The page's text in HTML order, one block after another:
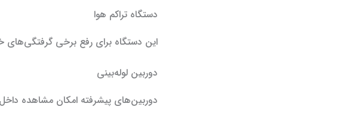
دستگاه تراکم هوا
این دستگاه برای رفع برخی گرفتگی‌های
دوربین لوله‌بینی
دوربین‌های پیشرفته امکان مشاهده